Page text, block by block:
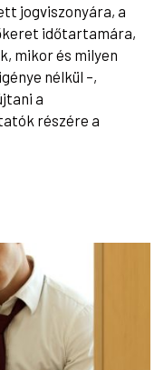
jogviszonyára, a
időtartamára,
mikor és milyen
nélkül –,
a
részére a